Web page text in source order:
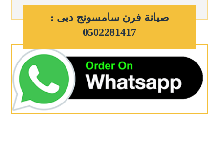
صيانة فرن سامسونج دبى :
0502281417